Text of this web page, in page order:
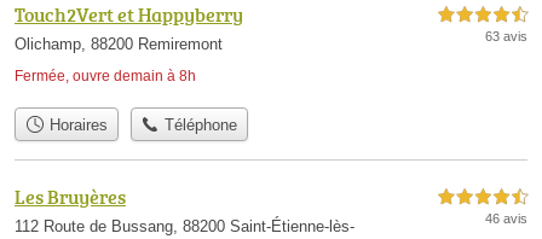
Touch2Vert et Happyberry
Olichamp, 88200 Remiremont
Fermée, ouvre demain à 8h
4,5 étoiles sur 5
63 avis
Horaires Téléphone
Les Bruyères
112 Route de Bussang, 88200 Saint-Étienne-lès-
4,5 étoiles sur 5
46 avis